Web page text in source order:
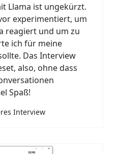
Llama ist ungekürzt.
experimentiert, um
reagiert und um zu
ich für meine
Das Interview
also, ohne dass
Spaß!
Interview